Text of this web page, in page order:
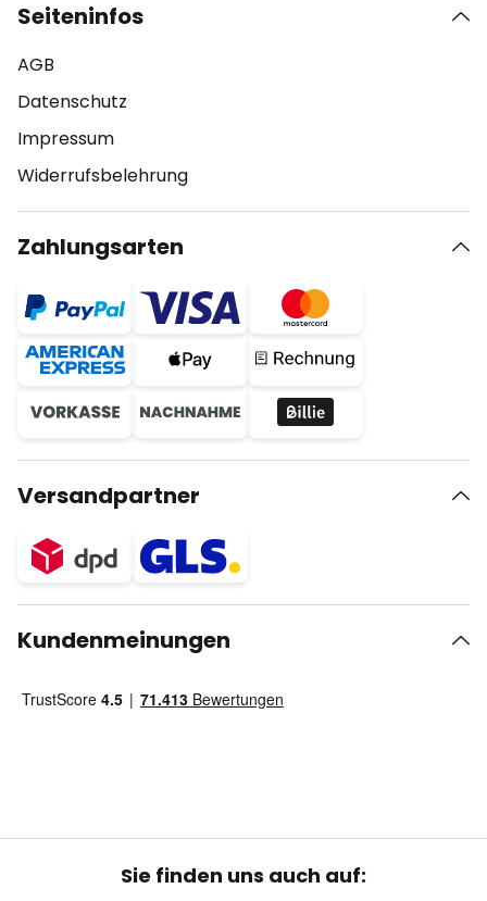
Seiteninfos
AGB
Datenschutz
Impressum
Widerrufsbelehrung
Zahlungsarten
Versandpartner
Kundenmeinungen
Sie finden uns auch auf: